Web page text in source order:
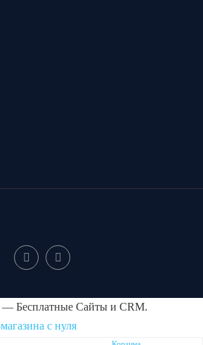
— Бесплатные Сайты и CRM.
с нуля